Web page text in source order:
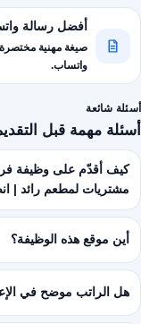
أفضل رسالة
صيغة مهنية
واتساب.
أسئلة شائعة
أسئلة مهمة قبل
كيف أقدّم على وظيفة
مشتريات لمطعم رائد |
أين موقع هذه الوظيفة؟
هل الراتب موضح في